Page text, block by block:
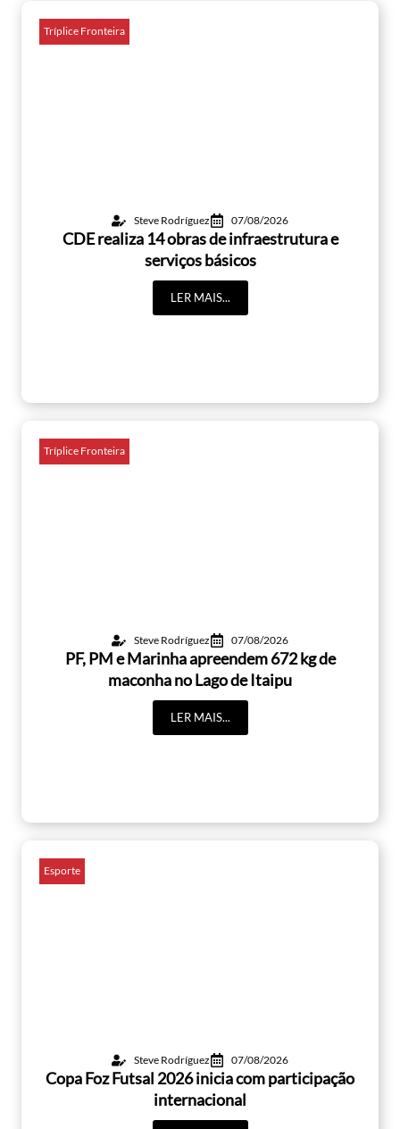
Tríplice Fronteira
Steve Rodríguez 07/08/2026
CDE realiza 14 obras de infraestrutura e
serviços básicos
LER MAIS...
Tríplice Fronteira
Steve Rodríguez 07/08/2026
PF, PM e Marinha apreendem 672 kg de
maconha no Lago de Itaipu
LER MAIS...
Esporte
Steve Rodríguez 07/08/2026
Copa Foz Futsal 2026 inicia com participação
internacional